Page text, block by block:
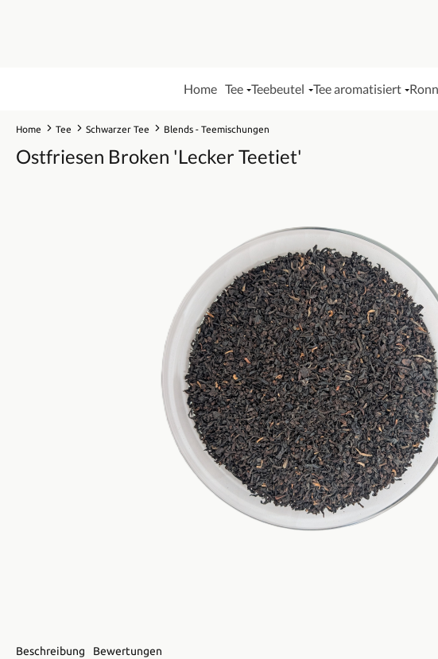
Home Tee Teebeutel Tee aromatisiert
Home Tee Schwarzer Tee Blends - Teemischungen
Ostfriesen Broken 'Lecker Teetiet'
Beschreibung Bewertungen